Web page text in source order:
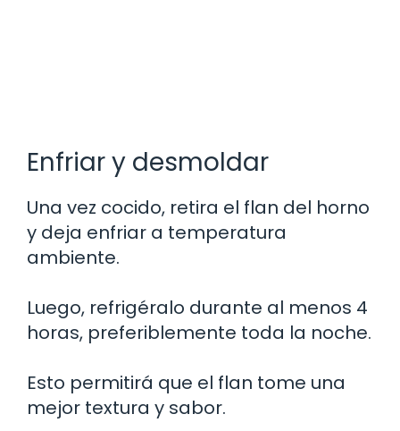
Enfriar y desmoldar
Una vez cocido, retira el flan del horno
y deja enfriar a temperatura
ambiente.
Luego, refrigéralo durante al menos 4
horas, preferiblemente toda la noche.
Esto permitirá que el flan tome una
mejor textura y sabor.